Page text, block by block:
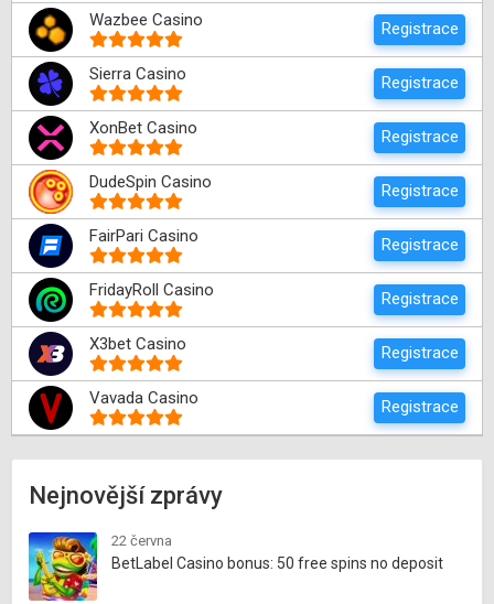
Wazbee Casino Registrace
Sierra Casino Registrace
XonBet Casino Registrace
DudeSpin Casino Registrace
FairPari Casino Registrace
FridayRoll Casino Registrace
X3bet Casino Registrace
Vavada Casino Registrace
Nejnovější zprávy
22 června
BetLabel Casino bonus: 50 free spins no deposit